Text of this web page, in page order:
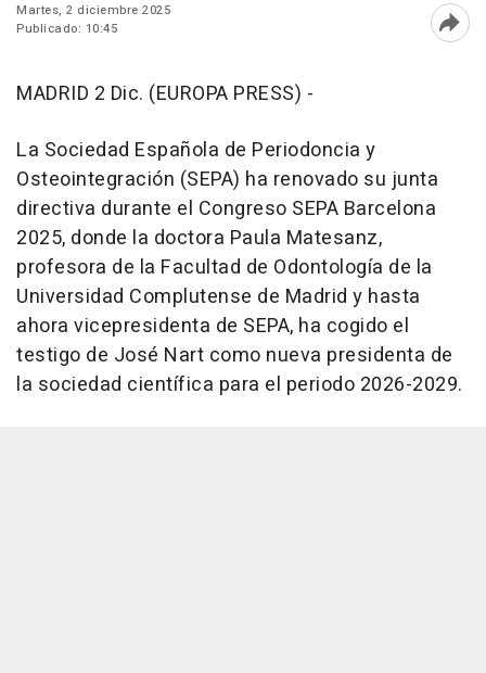
Martes, 2 diciembre 2025
Publicado: 10:45
MADRID 2 Dic. (EUROPA PRESS) -
La Sociedad Española de Periodoncia y
Osteointegración (SEPA) ha renovado su junta
directiva durante el Congreso SEPA Barcelona
2025, donde la doctora Paula Matesanz,
profesora de la Facultad de Odontología de la
Universidad Complutense de Madrid y hasta
ahora vicepresidenta de SEPA, ha cogido el
testigo de José Nart como nueva presidenta de
la sociedad científica para el periodo 2026-2029.